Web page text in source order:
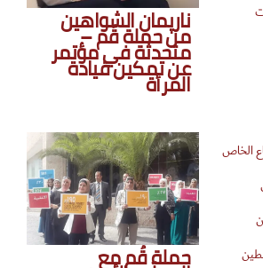
الخاص
ناريمان الشواهين
من حملة قُم –
متحدثة في مؤتمر
عن تمكين قيادة
المرأة
حملة قُم مع